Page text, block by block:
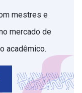
mestres e
mercado de
acadêmico.